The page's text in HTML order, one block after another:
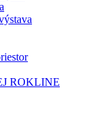
ROKLINE